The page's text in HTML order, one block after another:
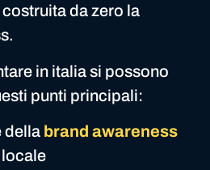
da zero la
in italia si possono
punti principali:
della brand awareness